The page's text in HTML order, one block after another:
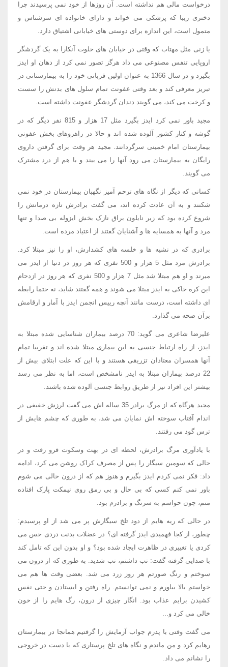
درخواست مالی هم نداشته است. آن روزها از خود نمی پرسیدند چرا
دختری زیبا که پزشکی می خواند و دارای خانواده ای سرشناس و
متمول است، این اندازه برای دوستی های خیابانی اشتیاق دارد.
یا زنی مثل مهتاب که وقتی در خیابان های خلوت آنکارا به یک گردشگر
اروپایی تنفس مصنوعی می داد هرگز تصور نمی کرد از دهان او ایدز
بگیرد و در سال 1366 به عنوان اولین قربانی خود را به بیمارستانی در
تبریز معرفی کند و بعد وقتی عفونت تمام سلول های بدنش را سست
و کرخت می کند، می گویند دندان گردشگر عفونت داشته است.
مجید باور نمی کرد ایدز بگیرد مثل 17 هزار و 815 نفر دیگر که در
گوشه و کنار کشور آلوده شده اند و حالا در راهروهای بخش عفونی
بیمارستان امام خمینی سرگردانند. مجید هر وقت برای گرفتن داروی
رایگان به بیمارستان می رود آنها را می بیند و با هم از درد مشترک
می گویند.
کسانی که دیگر از نگاه های ترحم آمیز نگهبان بیمارستان در خود نمی
شکنند و به آن عادت کرده اند، می گفت برادرش تازه درمانش را
شروع کرده بود که زیر نایلون براق نازک بخش ایزوله بی صدا و تنها
مرد و آنها به همسایه ها و آشنایان گفتند از اعتیاد مرده است.
برادری که در نشیه ها و خلسه های کشدارش، او را نیز مبتلا کرد.
برادرش مرد مثل 5 هزار و 500 نفری که هر روز در دنیا از ایدز می
میرند و او هم مبتلا شد مثل 7 هزار و 500 نفری که هر روز در ازدحام
این کره خاکی به ایدز مبتلا می شوند و همه گفتند شاید، نه حتما رابطه
ای داشته است، درست مانند آنچه رییس انجمن ایدز با آمار و ارقامش
برآن صحه می گذارد.
علیرضا شاعری می گوید: 70 درصد بیماران شناسایی شده مبتلا به
ایدز، از راه ارتباط جنسی به این بیماری مبتلا شده اند و تقریبا تمام
آنها همسران معتادان تزریقی هستند و با این که علت ابتلای بیش از
22 درصد بیماران مبتلا به ایدز نامشخص است، اما به نظر می رسد
بیشتر این افراد نیز از طریق روابط جنسی آلوده شده باشند.
مجید هرگاه که از مرگ برادر 35 ساله اش می گفت لرزش خفیفی در
اندام آفتاب سوخته اش نمایان می شد، به طوری که چشم هایش از
ترس گود می رفتند.
با یادآوری مرگ برادرش، لحظه ای در بهت وسکوت فرو رفت و در
حالی که سومین سیگار را پس از مصرف کراک روشن می کرد، ادامه
داد: فکر نمی کردم ایدز بگیرم و هنوز هم که از درون خالی می شوم
باور نمی کنم کسی که بی حال و بی رمق روی نیمکت پارک افتاده
منم، چون حواسم به سرنگ و برادرم بود.
در حالی که ریه هایم از دود تلخ سیگارش پر می شد از او پرسیدم:
چطور، از کجا فهمیدی ایدز گرفته ای؟ در عضلات بدنت دردی حس می
کردی یا تغییری در ظاهرت ایجاد شده بود؟ و او بدون این که تامل کند
با صدایی گرفته گفت: تب داشتم، تب شدید. به طوری که از درون می
سوختم و رنگ صورتم هر روز زرد می شد. بعضی وقت ها هم می
خواستم بالا بیاورم و نمی توانستم. راه رفتن و ایستادن و حتی نفس
کشیدن برایم عذاب بود. انگار چیزی از درون، رگ هایم را از خون
خالی می کرد و...
می گفت وقتی با پدرم جواب آزمایش را گرفتیم همانجا در بیمارستان
رهایم کرد و من ماندم و نگاه های تلخ پرستاری که با دست در خروجی
را نشانم می داد.